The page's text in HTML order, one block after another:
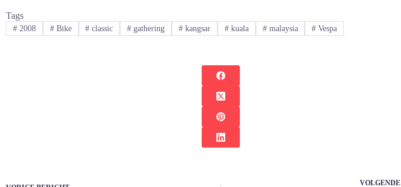
Tags
#2008 #Bike # classic # gathering # kangsar #kuala #malaysia # Vespa
VOLGENDE